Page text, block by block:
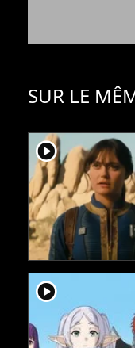
SUR LE
player2
player2